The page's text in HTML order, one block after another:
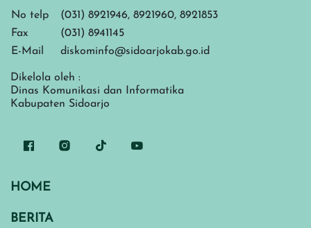
No telp
(031) 8921946, 8921960, 8921853
Fax
(031) 8941145
E-Mail
diskominfo@sidoarjokab.go.id
Dikelola oleh :
Dinas Komunikasi dan Informatika
Kabupaten Sidoarjo
HOME
BERITA